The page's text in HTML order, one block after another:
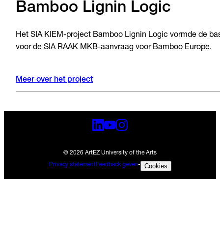
Bamboo Lignin Logic
Het SIA KIEM-project Bamboo Lignin Logic vormde de
voor de SIA RAAK MKB-aanvraag voor Bamboo Europe.
Meer over het project
© 2026 ArtEZ University of the Arts
Privacy statementFeedback geven- Cookies